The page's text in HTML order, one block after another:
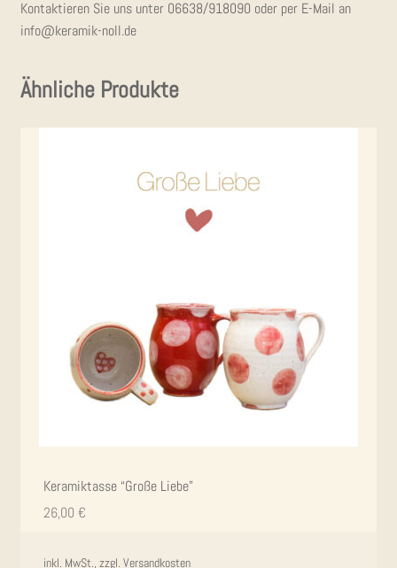
Kon­tak­tie­ren Sie uns unter 06638/918090 oder per E-Mail an
info@keramik-noll.de
Ähnliche Produkte
Kera­mik­tas­se “Gro­ße Liebe”
26,00 €
inkl. MwSt., zzgl. Versandkosten